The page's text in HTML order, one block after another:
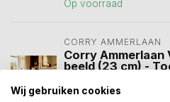
Op voorraad
CORRY AMMERLAAN
Corry Ammerlaan
beeld (23 cm) -
2 glazen in houten
Wij gebruiken cookies